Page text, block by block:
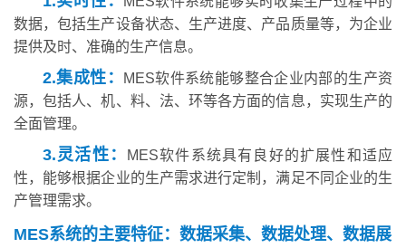
数据，包括生产设备状态、生产进度、产品质量等，为企业
提供及时、准确的生产信息。
2.集成性：
MES软件系统能够整合企业内部的生产资
源，包括人、机、料、法、环等各方面的信息，实现生产的
全面管理。
3.灵活性：
MES软件系统具有良好的扩展性和适应
性，能够根据企业的生产需求进行定制，满足不同企业的生
产管理需求。
MES系统的主要特征：数据采集、数据处理、数据展